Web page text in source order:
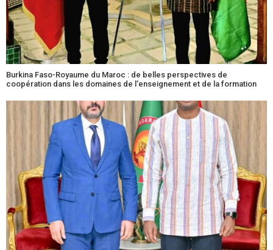
Burkina Faso-Royaume du Maroc : de belles perspectives de
coopération dans les domaines de l’enseignement et de la formation